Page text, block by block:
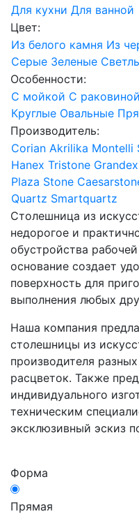
Для кухни Для ванной
Цвет:
Из белого камня Из
Серые Зеленые
Особенности:
С мойкой С раковиной
Круглые Овальные
Производитель:
Corian Akrilika Montelli
Hanex Tristone Grandex
Plaza Stone
Quartz Smartquartz
Столешница из
недорогое и
обустройства
основание создает
поверхность для
выполнения любых
Наша компания
столешницы из
производителя
расцветок. Также
индивидуального
техническим
эксклюзивный эскиз
Форма
Прямая